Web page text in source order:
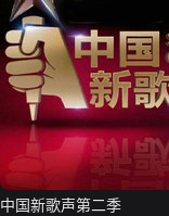
中国新歌声第二季